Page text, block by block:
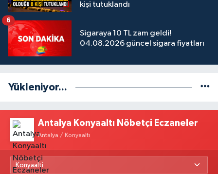
kişi tutuklandı
Sigaraya 10 TL zam geldi!
04.08.2026 güncel sigara fiyatları
6
Yükleniyor...
Antalya Konyaaltı Nöbetçi Eczaneler
Antalya / Konyaaltı